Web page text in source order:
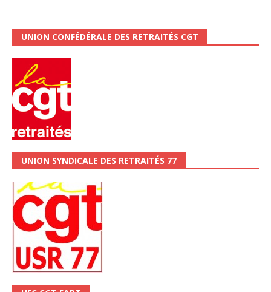
UNION CONFÉDÉRALE DES RETRAITÉS CGT
UNION SYNDICALE DES RETRAITÉS 77